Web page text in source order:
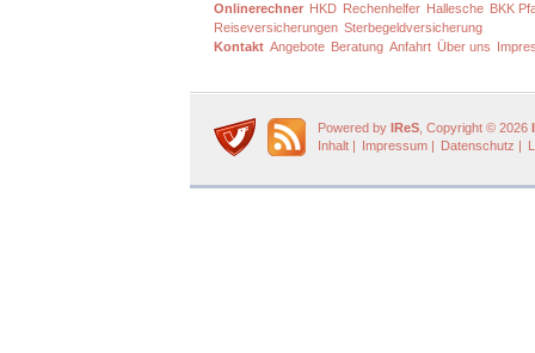
Onlinerechner HKD Rechenhelfer Hallesche BKK
Reiseversicherungen Sterbegeldversicherung
Kontakt Angebote Beratung Anfahrt Über uns
Powered by IReS , Copyright © 2026
Inhalt | Impressum | Datenschutz |